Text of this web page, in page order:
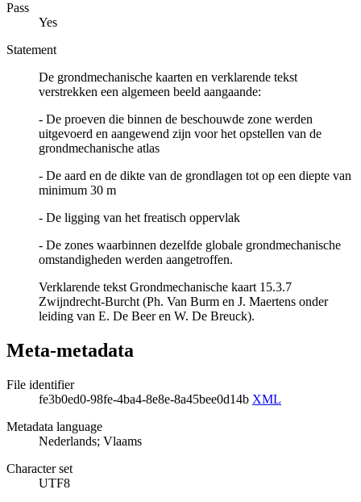
Pass
Yes
Statement
De grondmechanische kaarten en verklarende tekst
verstrekken een algemeen beeld aangaande:
- De proeven die binnen de beschouwde zone werden
uitgevoerd en aangewend zijn voor het opstellen van de
grondmechanische atlas
- De aard en de dikte van de grondlagen tot op een diepte van
minimum 30 m
- De ligging van het freatisch oppervlak
- De zones waarbinnen dezelfde globale grondmechanische
omstandigheden werden aangetroffen.
Verklarende tekst Grondmechanische kaart 15.3.7
Zwijndrecht-Burcht (Ph. Van Burm en J. Maertens onder
leiding van E. De Beer en W. De Breuck).
Meta-metadata
File identifier
fe3b0ed0-98fe-4ba4-8e8e-8a45bee0d14b XML
Metadata language
Nederlands; Vlaams
Character set
UTF8